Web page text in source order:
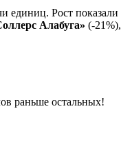
единиц. Рост показали
Алабуга» (-21%),
раньше остальных!